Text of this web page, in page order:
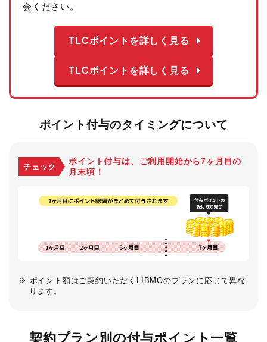
会ください。
TLCポイントを詳しく見る arrow_right
TLCポイントを詳しく見る arrow_right
ポイント付与のタイミングについて
チェック
ポイント付与は、ご利用開始から7ヶ月目の
月末頃！
※ ポイント額はご契約いただくLIBMOのプランに応じて異な
ります。
契約プラン別の付与ポイント一覧